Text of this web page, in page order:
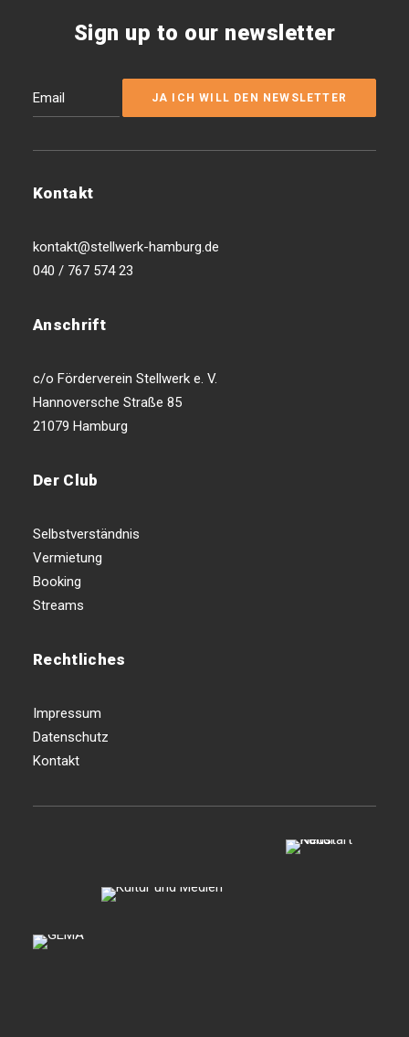
Sign up to our newsletter
Kontakt
kontakt@stellwerk-hamburg.de
040 / 767 574 23
Anschrift
c/o Förderverein Stellwerk e. V.
Hannoversche Straße 85
21079 Hamburg
Der Club
Selbstverständnis
Vermietung
Booking
Streams
Rechtliches
Impressum
Datenschutz
Kontakt